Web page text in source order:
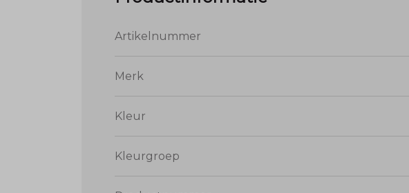
Artikelnummer
Merk
Kleur
Kleurgroep